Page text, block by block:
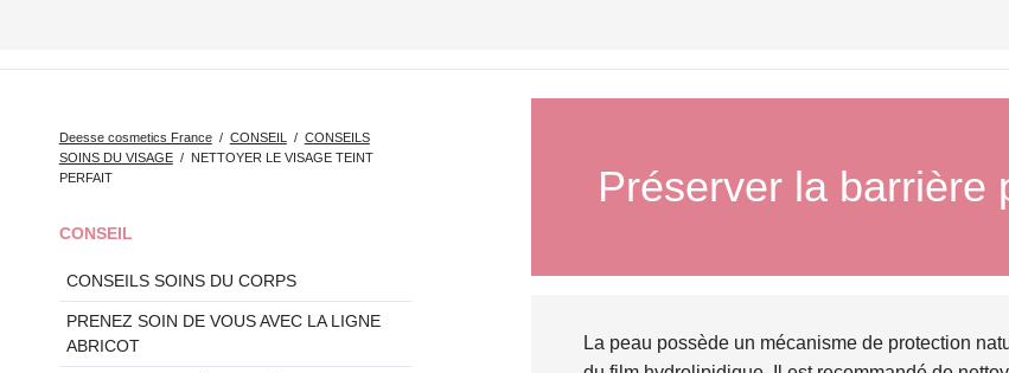
Préserver la barrière
La peau possède un mécanisme de protection
Deesse cosmetics France CONSEIL
CONSEILS
SOINS DU VISAGE
NETTOYER LE VISAGE TEINT
PERFAIT
Aller
contenu
CONSEIL
CONSEILS SOINS DU CORPS
PRENEZ SOIN DE VOUS AVEC LA LIGNE
ABRICOT